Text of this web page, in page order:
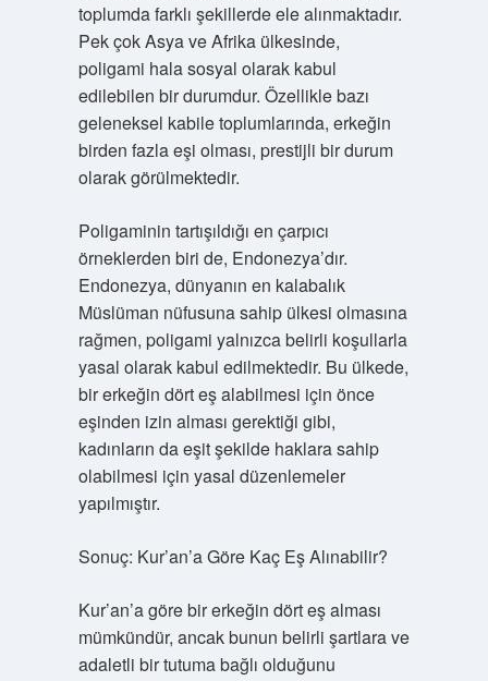
toplumda farklı şekillerde ele alınmaktadır.
Pek çok Asya ve Afrika ülkesinde,
poligami hala sosyal olarak kabul
edilebilen bir durumdur. Özellikle bazı
geleneksel kabile toplumlarında, erkeğin
birden fazla eşi olması, prestijli bir durum
olarak görülmektedir.
Poligaminin tartışıldığı en çarpıcı
örneklerden biri de, Endonezya’dır.
Endonezya, dünyanın en kalabalık
Müslüman nüfusuna sahip ülkesi olmasına
rağmen, poligami yalnızca belirli koşullarla
yasal olarak kabul edilmektedir. Bu ülkede,
bir erkeğin dört eş alabilmesi için önce
eşinden izin alması gerektiği gibi,
kadınların da eşit şekilde haklara sahip
olabilmesi için yasal düzenlemeler
yapılmıştır.
Sonuç: Kur’an’a Göre Kaç Eş Alınabilir?
Kur’an’a göre bir erkeğin dört eş alması
mümkündür, ancak bunun belirli şartlara ve
adaletli bir tutuma bağlı olduğunu